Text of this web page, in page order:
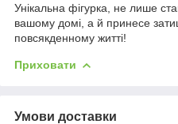
Унікальна фігурка, не лише
вашому домі, а й принесе
повсякденному житті!
Приховати
Умови доставки